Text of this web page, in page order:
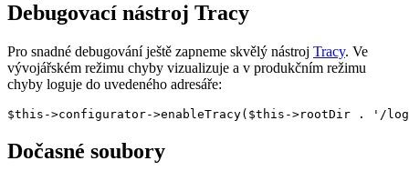
Debugovací nástroj Tracy
Pro snadné debugování ještě zapneme skvělý nástroj Tracy. Ve
vývojářském režimu chyby vizualizuje a v produkčním režimu
chyby loguje do uvedeného adresáře:
Dočasné soubory